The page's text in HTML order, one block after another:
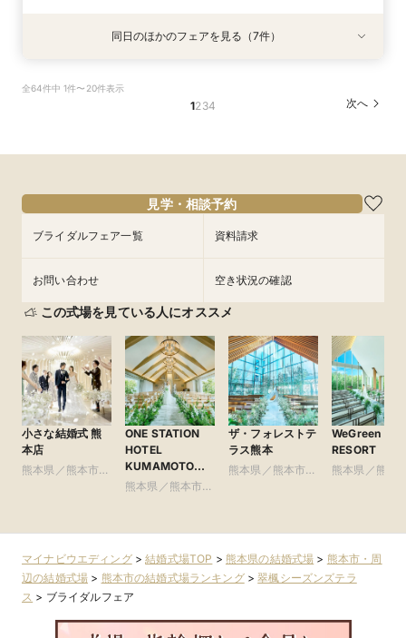
9/3
りみちツアー
フェアを予約
9/3
場案内＆相談会
フェアを予約
衣装試着 特典あり
9/3
ドレス1着差額フリー！
フェアを予約
特典あり
9/3
ン誕生！無料試食付
フェアを予約
衣装試着 特典あり
9/3
付フェア
フェアを予約
特典あり
9/3
出体験×お気軽相談
フェアを予約
衣装試着 特典あり
9/3
か！日程先取り×安心見積り比較相談♪
フェアを予約
同日のほかのフェアを見る（7件）
全64件中 1件〜20件表示
1234 次へ
見学・相談予約
ブライダルフェア一覧 資料請求
お問い合わせ 空き状況の確認
この式場を見ている人にオススメ
小さな結婚式 熊
本店
熊本県／熊本市・
ONE STATION
HOTEL
KUMAMOTO（
ワン・ステーショ
熊本県／熊本市・
ザ・フォレストテ
ラス熊本
熊本県／熊本市・
WeGreen
RESORT
熊本県／熊本
マイナビウエディング>結婚式場TOP > 熊本県の結婚式場 > 熊本市・周
辺の結婚式場 > 熊本市の結婚式場ランキング>翠楓シーズンズテラ
ス > ブライダルフェア